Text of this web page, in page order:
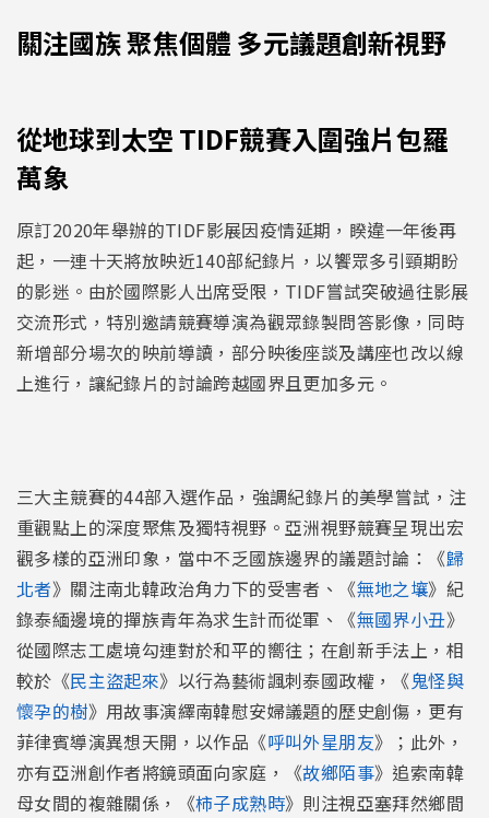
關注國族 聚焦個體 多元議題創新視野
從地球到太空 TIDF競賽入圍強片包羅
萬象
原訂2020年舉辦的TIDF影展因疫情延期，睽違一年後再
起，一連十天將放映近140部紀錄片，以饗眾多引頸期盼
的影迷。由於國際影人出席受限，TIDF嘗試突破過往影展
交流形式，特別邀請競賽導演為觀眾錄製問答影像，同時
新增部分場次的映前導讀，部分映後座談及講座也改以線
上進行，讓紀錄片的討論跨越國界且更加多元。
三大主競賽的44部入選作品，強調紀錄片的美學嘗試，注
重觀點上的深度聚焦及獨特視野。亞洲視野競賽呈現出宏
觀多樣的亞洲印象，當中不乏國族邊界的議題討論：《歸
北者》關注南北韓政治角力下的受害者、《無地之壤》紀
錄泰緬邊境的撣族青年為求生計而從軍、《無國界小丑》
從國際志工處境勾連對於和平的嚮往；在創新手法上，相
較於《民主盜起來》以行為藝術諷刺泰國政權，《鬼怪與
懷孕的樹》用故事演繹南韓慰安婦議題的歷史創傷，更有
菲律賓導演異想天開，以作品《呼叫外星朋友》；此外，
亦有亞洲創作者將鏡頭面向家庭，《故鄉陌事》追索南韓
母女間的複雜關係，《柿子成熟時》則注視亞塞拜然鄉間